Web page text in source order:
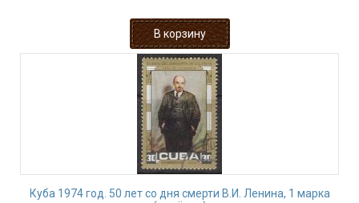
Куба 1974 год. 50 лет со дня смерти В.И. Ленина, 1 марка